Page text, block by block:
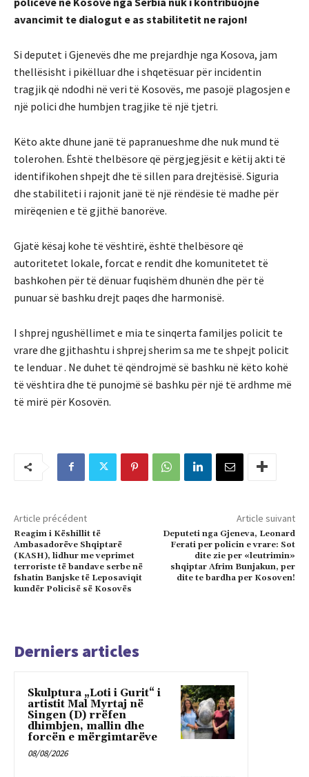
avancimit te dialogut e as stabilitetit ne rajon!
Si deputet i Gjenevës dhe me prejardhje nga Kosova, jam
thellësisht i pikëlluar dhe i shqetësuar për incidentin
tragjik që ndodhi në veri të Kosovës, me pasojë plagosjen e
një polici dhe humbjen tragjike të një tjetri.
Këto akte dhune janë të papranueshme dhe nuk mund të
tolerohen. Është thelbësore që përgjegjësit e këtij akti të
identifikohen shpejt dhe të sillen para drejtësisë. Siguria
dhe stabiliteti i rajonit janë të një rëndësie të madhe për
mirëqenien e të gjithë banorëve.
Gjatë kësaj kohe të vështirë, është thelbësore që
autoritetet lokale, forcat e rendit dhe komunitetet të
bashkohen për të dënuar fuqishëm dhunën dhe për të
punuar së bashku drejt paqes dhe harmonisë.
I shprej ngushëllimet e mia te sinqerta familjes policit te
vrare dhe gjithashtu i shprej sherim sa me te shpejt policit
te lenduar . Ne duhet të qëndrojmë së bashku në këto kohë
të vështira dhe të punojmë së bashku për një të ardhme më
të mirë për Kosovën.
Article précédent
Reagim i Këshillit të
Ambasadorëve Shqiptarë
(KASH), lidhur me veprimet
terroriste të bandave serbe në
fshatin Banjske të Leposaviqit
kundër Policisë së Kosovës
Article suivant
Deputeti nga Gjeneva, Leonard
Ferati per policin e vrare: Sot
dite zie per «leutrimin»
shqiptar Afrim Bunjakun, per
dite te bardha per Kosoven!
Derniers articles
Skulptura „Loti i Gurit“ i
artistit Mal Myrtaj në
Singen (D) rrëfen
dhimbjen, mallin dhe
forcën e mërgimtarëve
08/08/2026